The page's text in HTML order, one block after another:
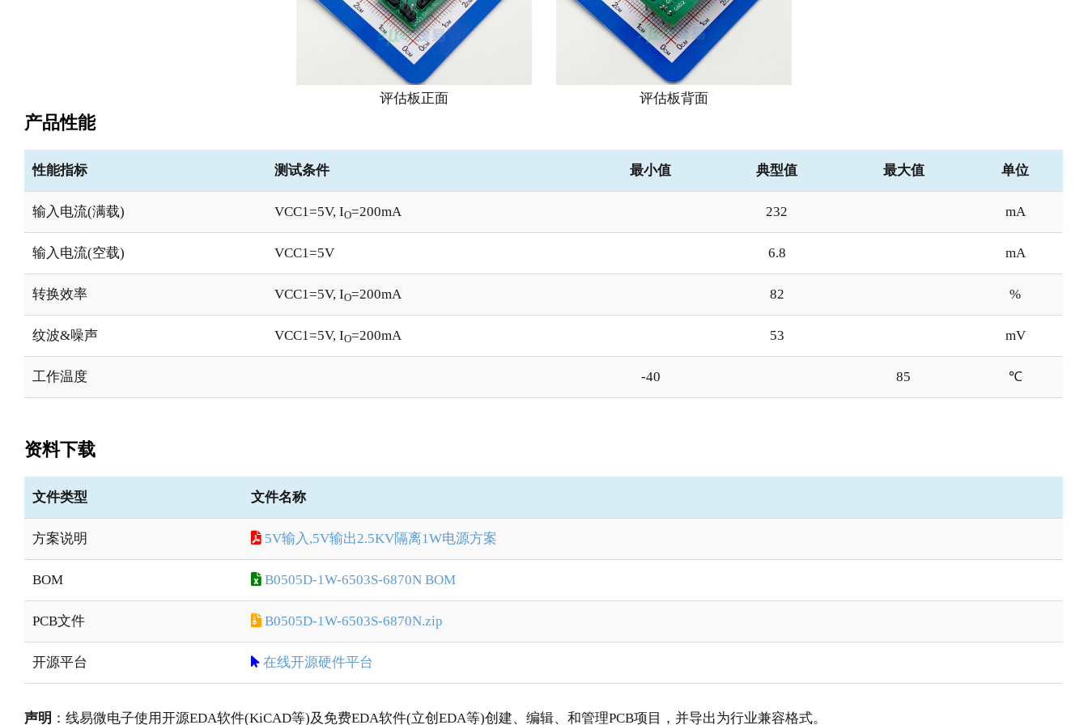
评估板正面 评估板背面
产品性能
性能指标 测试条件 最小值 典型值 最大值 单位
输入电流(满载) VCC1=5V, IO=200mA 232 mA
输入电流(空载) VCC1=5V 6.8 mA
转换效率 VCC1=5V, IO=200mA 82 %
纹波&噪声 VCC1=5V, IO=200mA 53 mV
工作温度 -40 85 ℃
资料下载
文件类型 文件名称
方案说明 5V输入,5V输出2.5KV隔离1W电源方案
BOM B0505D-1W-6503S-6870N BOM
PCB文件 B0505D-1W-6503S-6870N.zip
开源平台 在线开源硬件平台
声明 ：线易微电子使用开源EDA软件(KiCAD等)及免费EDA软件(立创EDA等)创建、编辑、和管理PCB项目，并导出为行业兼容格式。